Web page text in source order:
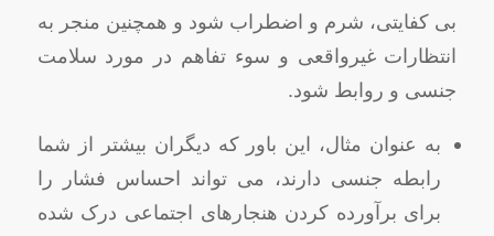
بی کفایتی، شرم و اضطراب شود و همچنین منجر به
انتظارات غیرواقعی و سوء تفاهم در مورد سلامت
جنسی و روابط شود.
به عنوان مثال، این باور که دیگران بیشتر از شما
رابطه جنسی دارند، می تواند احساس فشار را
برای برآورده کردن هنجارهای اجتماعی درک شده